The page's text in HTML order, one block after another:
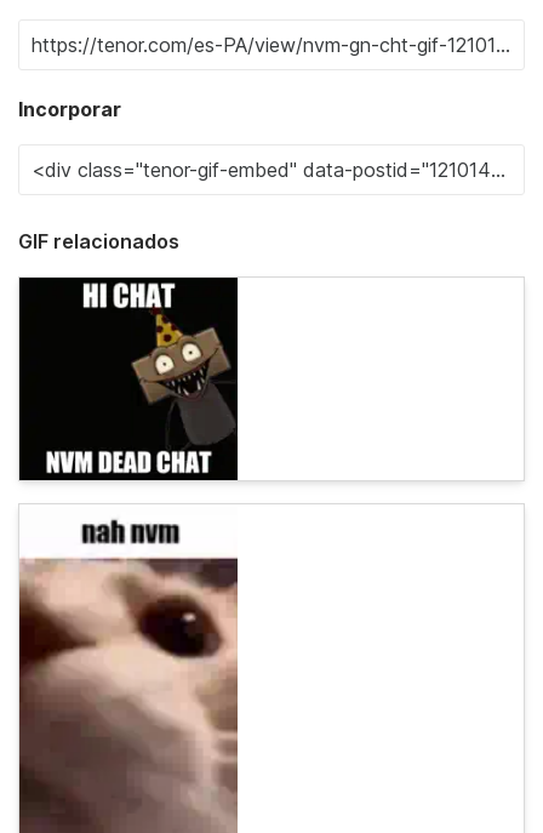
Incorporar
GIF relacionados